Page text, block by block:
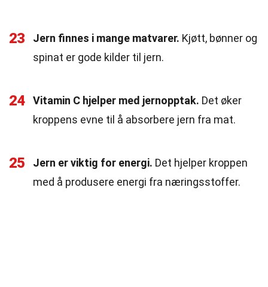
23 Jern finnes i mange matvarer. Kjøtt, bønner og
spinat er gode kilder til jern.
24 Vitamin C hjelper med jernopptak. Det øker
kroppens evne til å absorbere jern fra mat.
25 Jern er viktig for energi. Det hjelper kroppen
med å produsere energi fra næringsstoffer.